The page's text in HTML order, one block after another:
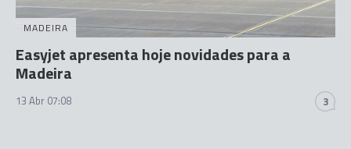
MADEIRA
Easyjet apresenta hoje novidades para a
Madeira
13 Abr 07:08 3